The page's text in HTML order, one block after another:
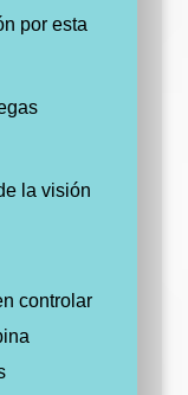
por esta
la visión
controlar